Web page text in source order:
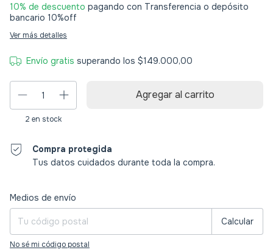
10% de descuento pagando con Transferencia o depósito
bancario 10%off
Ver más detalles
Envío gratis superando los $149.000,00
2 en stock
Compra protegida
Tus datos cuidados durante toda la compra.
Entregas para el CP:
Medios de envío
Calcular
No sé mi código postal